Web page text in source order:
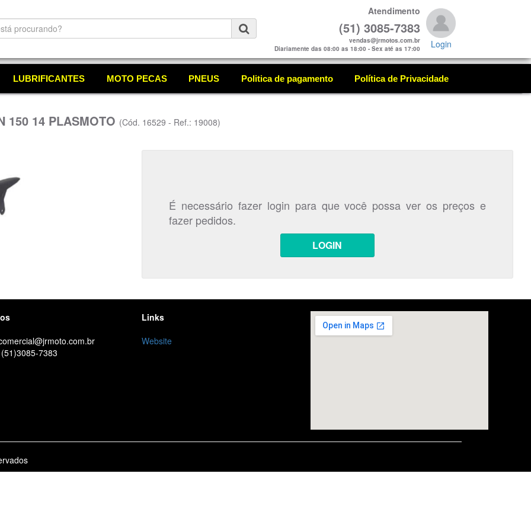
Atendimento
(51) 3085-7383
vendas@jrmotos.com.br
Diariamente das 08:00 as 18:00 - Sex até as 17:00
Login
LUBRIFICANTES MOTO PECAS PNEUS Politica de pagamento Política de Privacidade
150 14 PLASMOTO (Cód. 16529 - Ref.: 19008)
É necessário fazer login para que você possa ver os preços e
fazer pedidos.
LOGIN
7383
Links
Website